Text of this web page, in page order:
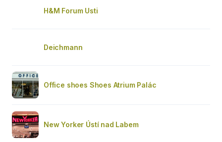
H&M Forum Usti
Deichmann
Office shoes Shoes Atrium Palác
New Yorker Ústí nad Labem